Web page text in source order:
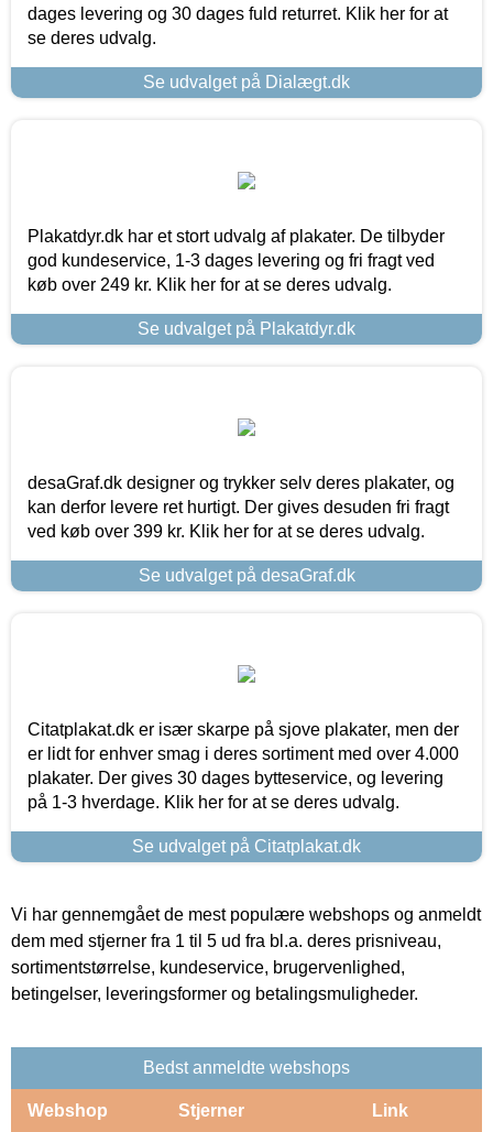
dages levering og 30 dages fuld returret. Klik her for at
se deres udvalg.
Se udvalget på Dialægt.dk
Plakatdyr.dk har et stort udvalg af plakater. De tilbyder
god kundeservice, 1-3 dages levering og fri fragt ved
køb over 249 kr. Klik her for at se deres udvalg.
Se udvalget på Plakatdyr.dk
desaGraf.dk designer og trykker selv deres plakater, og
kan derfor levere ret hurtigt. Der gives desuden fri fragt
ved køb over 399 kr. Klik her for at se deres udvalg.
Se udvalget på desaGraf.dk
Citatplakat.dk er især skarpe på sjove plakater, men der
er lidt for enhver smag i deres sortiment med over 4.000
plakater. Der gives 30 dages bytteservice, og levering
på 1-3 hverdage. Klik her for at se deres udvalg.
Se udvalget på Citatplakat.dk
Vi har gennemgået de mest populære webshops og anmeldt
dem med stjerner fra 1 til 5 ud fra bl.a. deres prisniveau,
sortimentstørrelse, kundeservice, brugervenlighed,
betingelser, leveringsformer og betalingsmuligheder.
Bedst anmeldte webshops
Webshop Stjerner Link